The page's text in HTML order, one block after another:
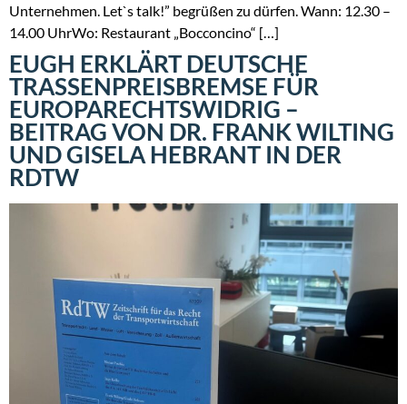
Unternehmen. Let`s talk!” begrüßen zu dürfen. Wann: 12.30 –
14.00 UhrWo: Restaurant „Bocconcino“ […]
EUGH ERKLÄRT DEUTSCHE
TRASSENPREISBREMSE FÜR
EUROPARECHTSWIDRIG –
BEITRAG VON DR. FRANK WILTING
UND GISELA HEBRANT IN DER
RDTW